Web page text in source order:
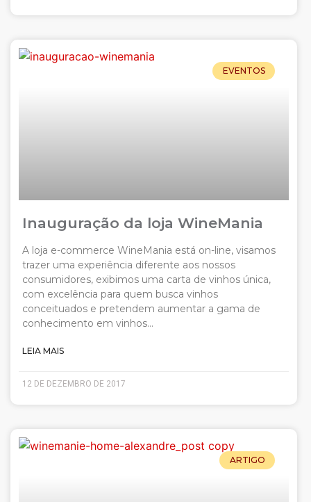
EVENTOS
Inauguração da loja WineMania
A loja e-commerce WineMania está on-line, visamos
trazer uma experiência diferente aos nossos
consumidores, exibimos uma carta de vinhos única,
com excelência para quem busca vinhos
conceituados e pretendem aumentar a gama de
conhecimento em vinhos…
LEIA MAIS
12 DE DEZEMBRO DE 2017
ARTIGO